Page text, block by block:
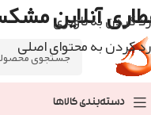
رد کردن به ناوبری
رد کردن به محتوای اصلی
آنلاین
دسته‌بندی کالاها